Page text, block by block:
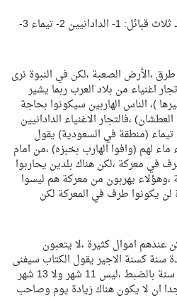
العرب قبائل وفي هذا النص نجد ثلاث قبائل: 1- الدادانيين 2- تيماء 3-
،الأرض الصعبة ،لكن في النبوة نرى
اغنياء من بلاد العرب ربما يشير
)، الناس الهاربين سيكونوا بحاجة
،فالتجار الاغنياء الدادانيين
(منطقة في السعودية) يقول
لهم (وافوا الهارب بخبزه) ،من امام
في معركة ،لكن هناك بلدين يحاربوا
يهربون من معركة هم ليسوا
لن يكونوا طرف في المعركة لكن
عندهم اموال كثيرة ،لا يتعبون
سنة كسنة الاجير يقول الكتاب سيفنى
كل مجدهم ، وسنة الأجير يعني سنة بالضبط ،ليس 11 شهر ولا 13 شهر
ان لا يكون هناك زيادة يوم وصاحب